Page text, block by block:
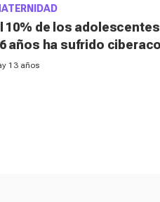
10% de los
años ha sufrido
13 años